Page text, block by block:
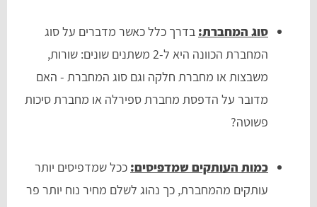
סוג המחברת: בדרך כלל כאשר מדברים על סוג
המחברת הכוונה היא ל-2 משתנים שונים: שורות,
משבצות או מחברת חלקה וגם סוג המחברת - האם
מדובר על הדפסת מחברת ספירלה או מחברת סיכות
פשוטה?
כמות העותקים שמדפיסים: ככל שמדפיסים יותר
עותקים מהמחברת, כך נהוג לשלם מחיר נוח יותר פר